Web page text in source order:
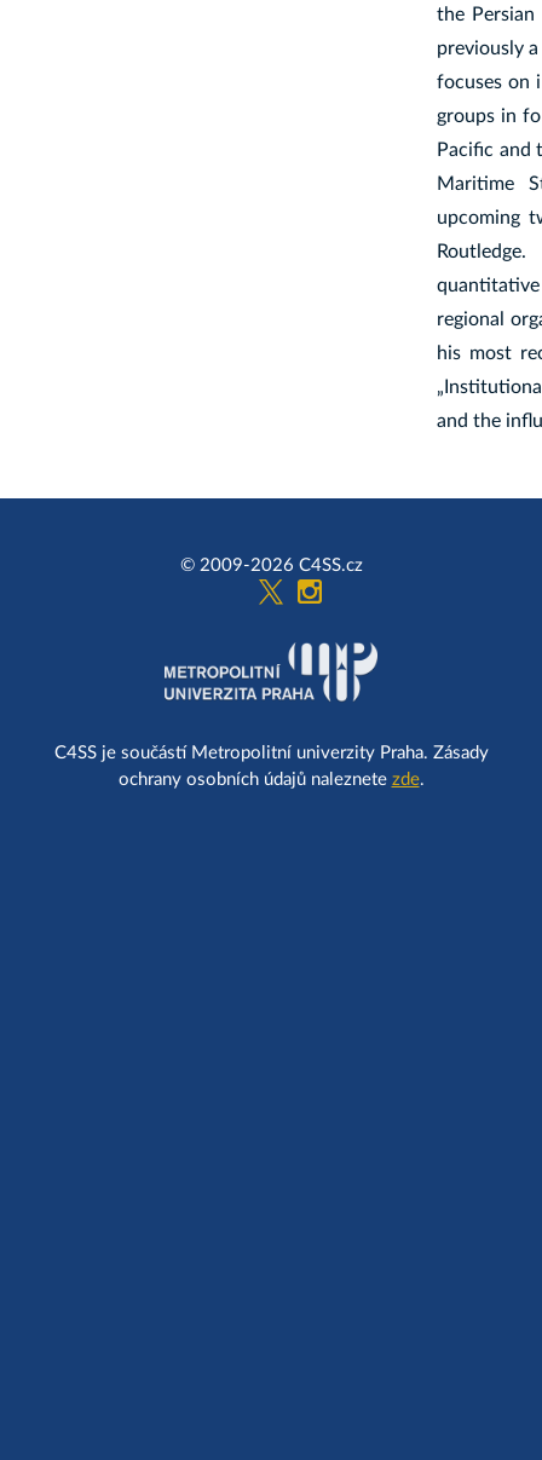
the
previously
focuses on
groups in
Pacific and
Maritime
upcoming
regional
his most
and the
© 2009-2026 C4SS.cz
C4SS je součástí Metropolitní univerzity Praha. Zásady
ochrany osobních údajů naleznete zde.